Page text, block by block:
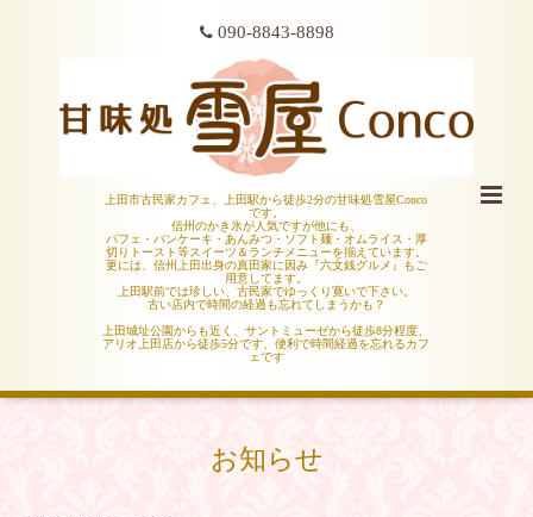
090-8843-8898
上田市古民家カフェ、上田駅から徒歩2分の甘味処雪屋Conco
です。
信州のかき氷が人気ですが他にも、
パフェ・パンケーキ・あんみつ・ソフト麺・オムライス・厚
切りトースト等スイーツ＆ランチメニューを揃えています。
更には、信州上田出身の真田家に因み『六文銭グルメ』もご
用意してます。
上田駅前では珍しい、古民家でゆっくり寛いで下さい。
古い店内で時間の経過も忘れてしまうかも？
上田城址公園からも近く、サントミューゼから徒歩8分程度、
アリオ上田店から徒歩5分です、便利で時間経過を忘れるカフ
ェです
お知らせ